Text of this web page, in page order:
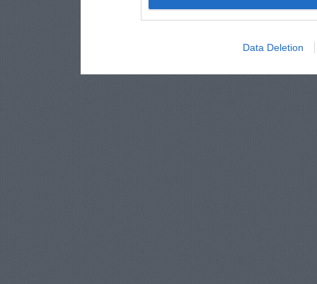
Data Deletion